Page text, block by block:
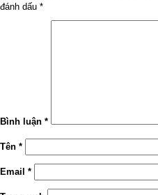
đánh dấu *
Bình luận *
Tên *
Email *